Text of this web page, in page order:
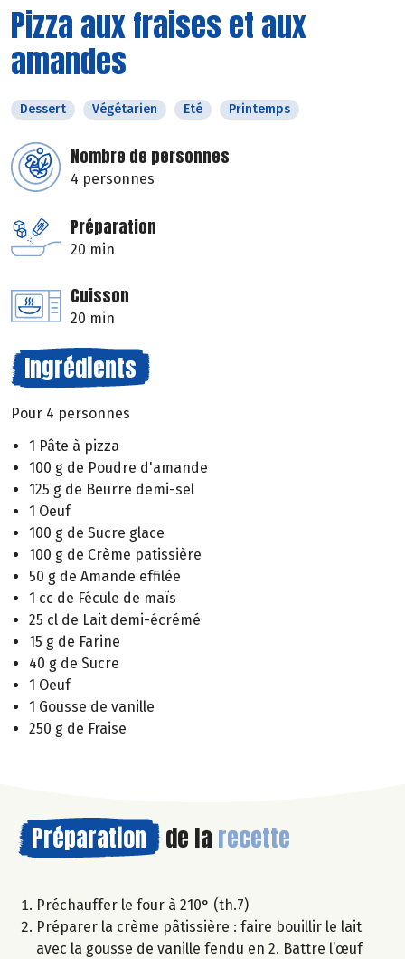
Pizza aux fraises et aux
amandes
Dessert Végétarien Eté Printemps
Nombre de personnes
4 personnes
Préparation
20 min
Cuisson
20 min
Ingrédients
Pour 4 personnes
1 Pâte à pizza
100 g de Poudre d'amande
125 g de Beurre demi-sel
1 Oeuf
100 g de Sucre glace
100 g de Crème patissière
50 g de Amande effilée
1 cc de Fécule de maïs
25 cl de Lait demi-écrémé
15 g de Farine
40 g de Sucre
1 Oeuf
1 Gousse de vanille
250 g de Fraise
Préparation de la recette
Préchauffer le four à 210° (th.7)
Préparer la crème pâtissière : faire bouillir le lait
avec la gousse de vanille fendu en 2. Battre l’œuf